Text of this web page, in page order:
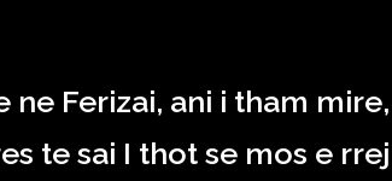
ne Ferizai, ani i tham mire,
te sai I thot se mos e rrej